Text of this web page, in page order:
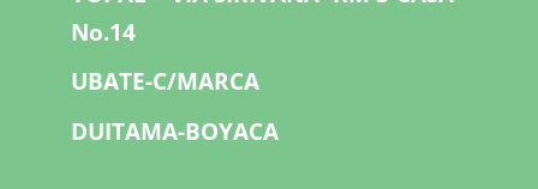
No.14
UBATE-C/MARCA
DUITAMA-BOYACA